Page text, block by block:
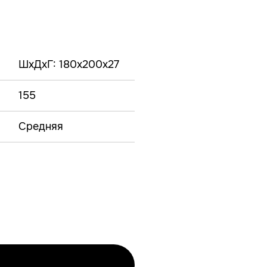
ШxДxГ: 180x200x27
155
Средняя